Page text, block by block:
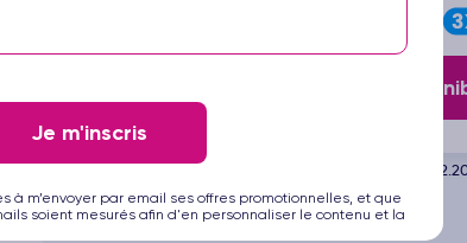
Voir les
Départ de Bordeaux le
Je m'inscris
à m’envoyer par email ses offres promotionnelles, et que
soient mesurés afin d'en personnaliser le contenu et la